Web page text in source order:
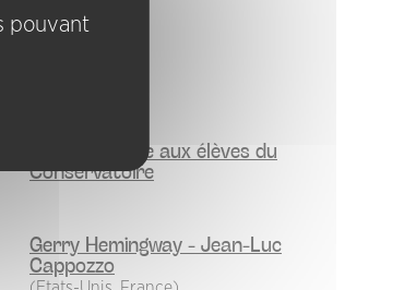
Carte blanche aux élèves du
Conservatoire
Gerry Hemingway - Jean-Luc
Cappozzo
pouvant